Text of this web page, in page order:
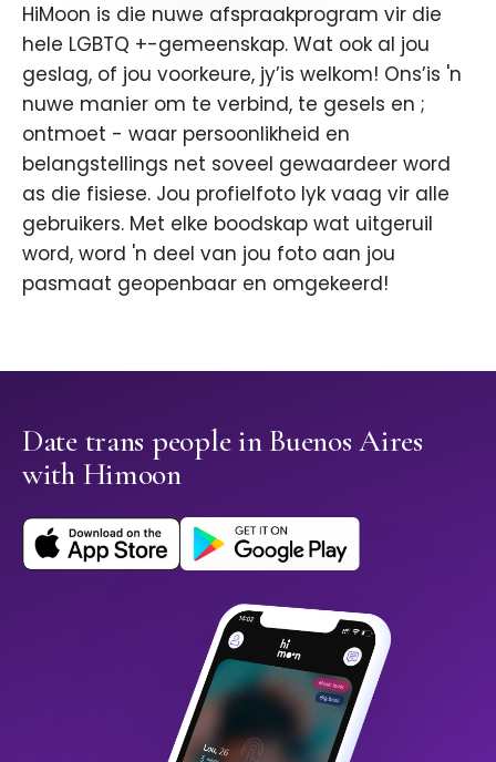
HiMoon is die nuwe afspraakprogram vir die
hele LGBTQ +-gemeenskap. Wat ook al jou
geslag, of jou voorkeure, jy’is welkom! Ons’is 'n
nuwe manier om te verbind, te gesels en ;
ontmoet - waar persoonlikheid en
belangstellings net soveel gewaardeer word
as die fisiese. Jou profielfoto lyk vaag vir alle
gebruikers. Met elke boodskap wat uitgeruil
word, word 'n deel van jou foto aan jou
pasmaat geopenbaar en omgekeerd!
Date trans people in Buenos Aires
with Himoon